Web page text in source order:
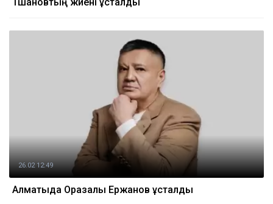
26.02 12:49
Алматыда Оразалы Ержанов ұсталды